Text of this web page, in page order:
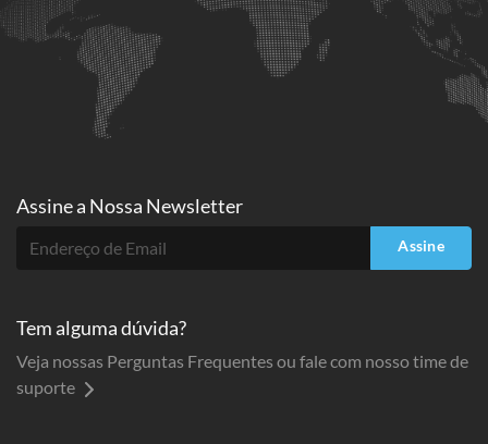
Assine a Nossa Newsletter
Assine
Tem alguma dúvida?
Veja nossas Perguntas Frequentes ou fale com nosso time de
suporte